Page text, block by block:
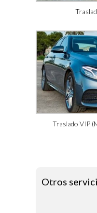
Traslado VIP
Otros